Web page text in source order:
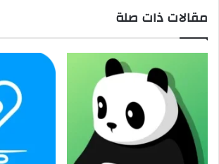
مقالات ذات صلة